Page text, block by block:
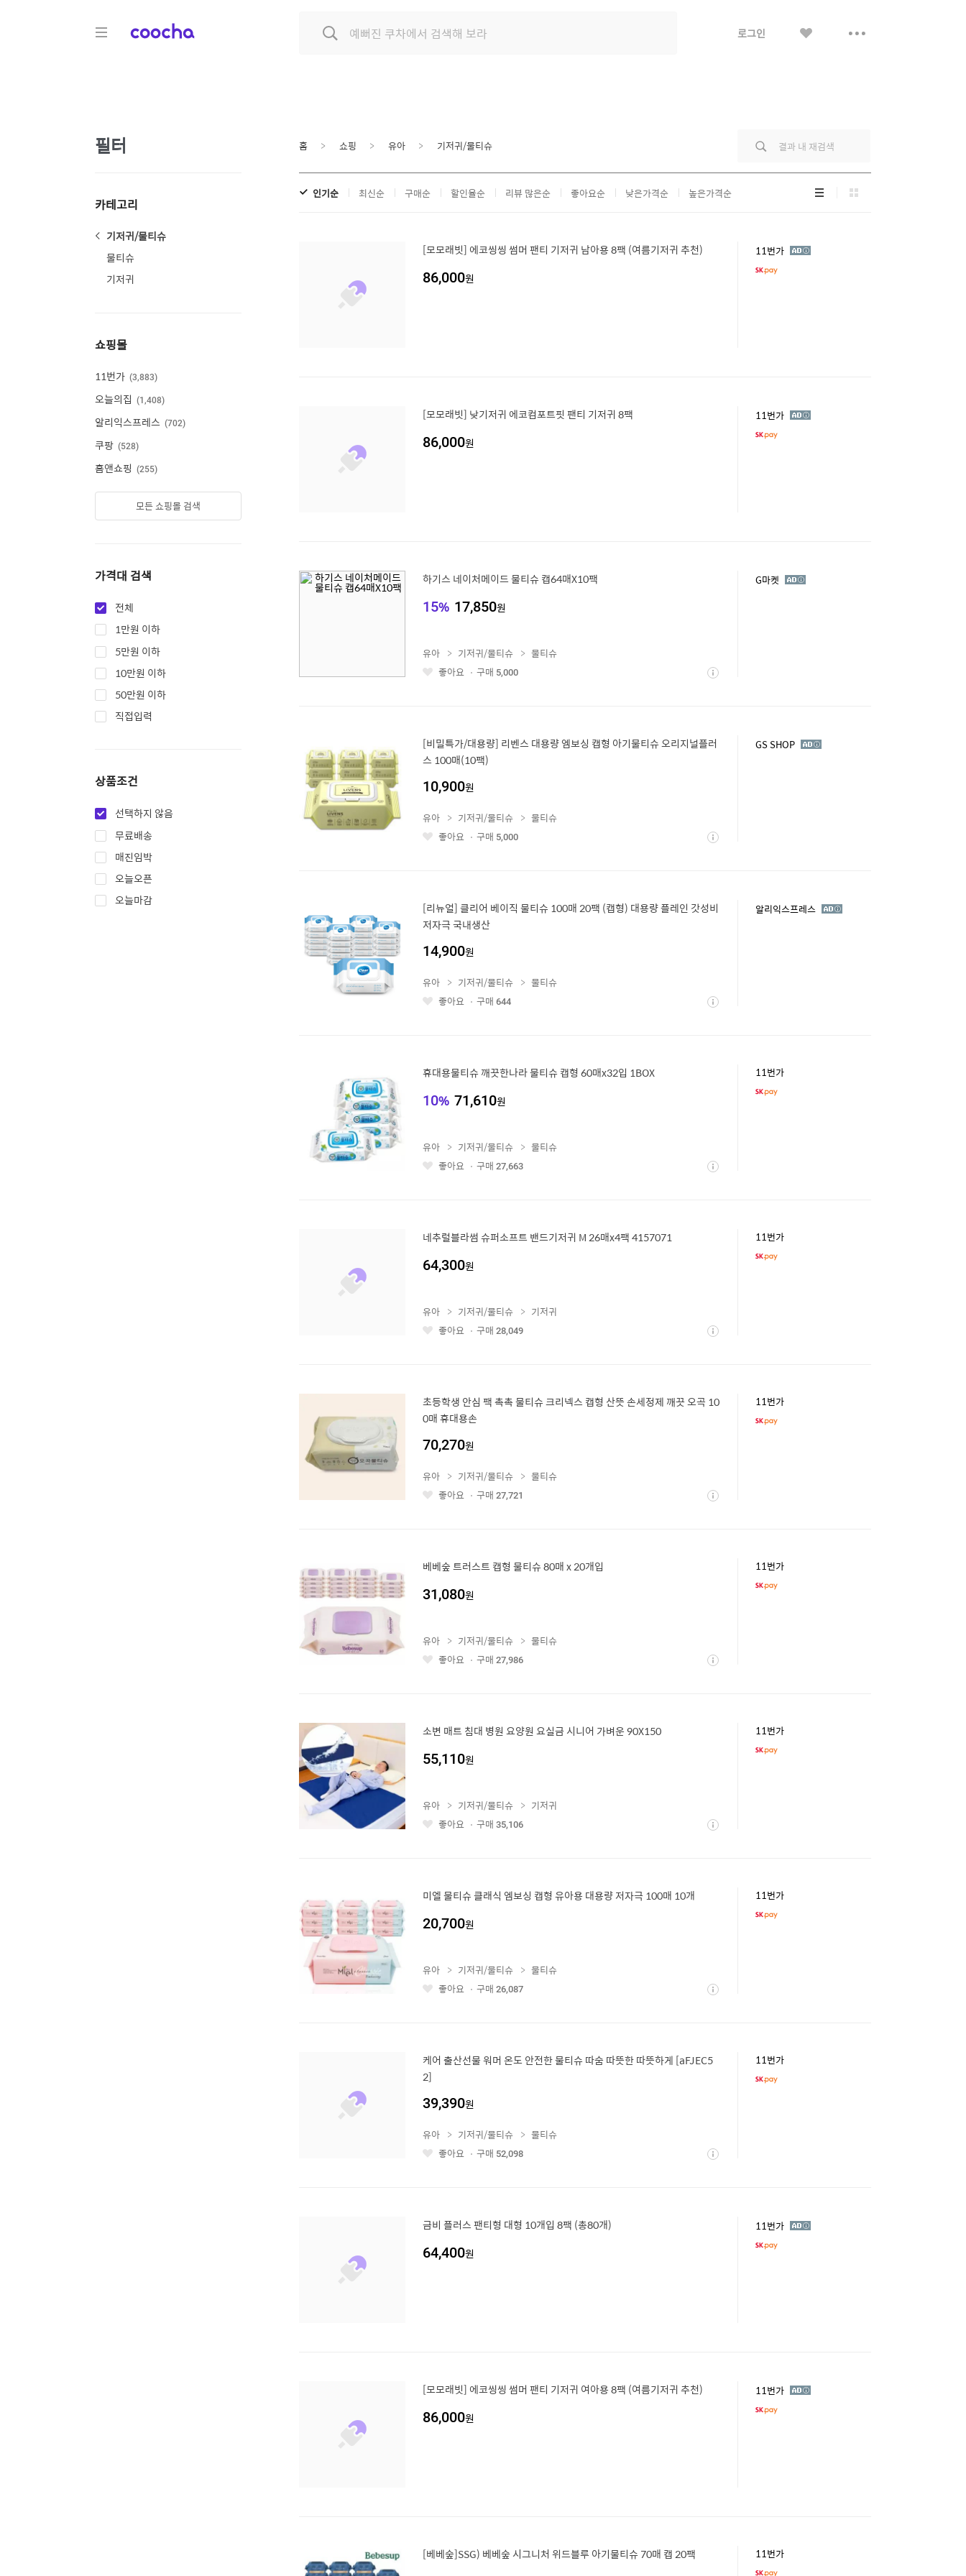
COOCHA 로그인 보
필터
카테고리
기저귀/물티슈
물티슈
기저귀
쇼핑몰
11번가 3,883
오늘의집 1,408
알리익스프레스 702
쿠팡 528
홈앤쇼핑 255
모든 쇼핑몰 검색
가격대 검색
전체
1만원 이하
5만원 이하
10만원 이하
50만원 이하
직접입력
상품조건
선택하지 않음
무료배송
매진임박
오늘오픈
오늘마감
홈 쇼핑 유아 기저귀/물티슈
인기순 최신순 구매순 할인율순 리뷰 많은순 좋아요순 낮은가격순 높은가격순 리
스
그
리
[모모래빗] 에코씽씽 썸머 팬티 기저귀 남아용 8팩 (여름기저귀 추천)
86,000원
11번가 광
[모모래빗] 낮기저귀 에코컴포트핏 팬티 기저귀 8팩
86,000원
11번가 광
하기스 네이처메이드 물티슈 캡64매X10팩
15% 17,850원
G마켓 광
좋 상
유아 기저귀/물티슈
물티슈
좋아요
구매 5,000
[비밀특가/대용량] 리벤스 대용량 엠보싱 캡형 아기물티슈 오리지널플러
스 100매(10팩)
10,900원
GS SHOP 광
좋 상
유아 기저귀/물티슈
물티슈
좋아요
구매 5,000
[리뉴얼] 클리어 베이직 물티슈 100매 20팩 (캡형) 대용량 플레인 갓성비
저자극 국내생산
14,900원
알리익스프레스 광
좋 상
유아 기저귀/물티슈
물티슈
좋아요
구매 644
휴대용물티슈 깨끗한나라 물티슈 캡형 60매x32입 1BOX
10% 71,610원
11번가
좋 상
유아 기저귀/물티슈
물티슈
좋아요
구매 27,663
네추럴블라썸 슈퍼소프트 밴드기저귀 M 26매x4팩 4157071
64,300원
11번가
좋 상
유아 기저귀/물티슈
기저귀
좋아요
구매 28,049
초등학생 안심 팩 촉촉 물티슈 크리넥스 캡형 산뜻 손세정제 깨끗 오곡 10
0매 휴대용손
70,270원
11번가
좋 상
유아 기저귀/물티슈
물티슈
좋아요
구매 27,721
베베숲 트러스트 캡형 물티슈 80매 x 20개입
31,080원
11번가
좋 상
유아 기저귀/물티슈
물티슈
좋아요
구매 27,986
소변 매트 침대 병원 요양원 요실금 시니어 가벼운 90X150
55,110원
11번가
좋 상
유아 기저귀/물티슈
기저귀
좋아요
구매 35,106
미엘 물티슈 클래식 엠보싱 캡형 유아용 대용량 저자극 100매 10개
20,700원
11번가
좋 상
유아 기저귀/물티슈
물티슈
좋아요
구매 26,087
케어 출산선물 워머 온도 안전한 물티슈 따숨 따뜻한 따뜻하게 [aFJEC5
2]
39,390원
11번가
좋 상
유아 기저귀/물티슈
물티슈
좋아요
구매 52,098
금비 플러스 팬티형 대형 10개입 8팩 (총80개)
64,400원
11번가 광
[모모래빗] 에코씽씽 썸머 팬티 기저귀 여아용 8팩 (여름기저귀 추천)
86,000원
11번가 광
[베베숲]SSG) 베베숲 시그니처 위드블루 아기물티슈 70매 캡 20팩 11번가